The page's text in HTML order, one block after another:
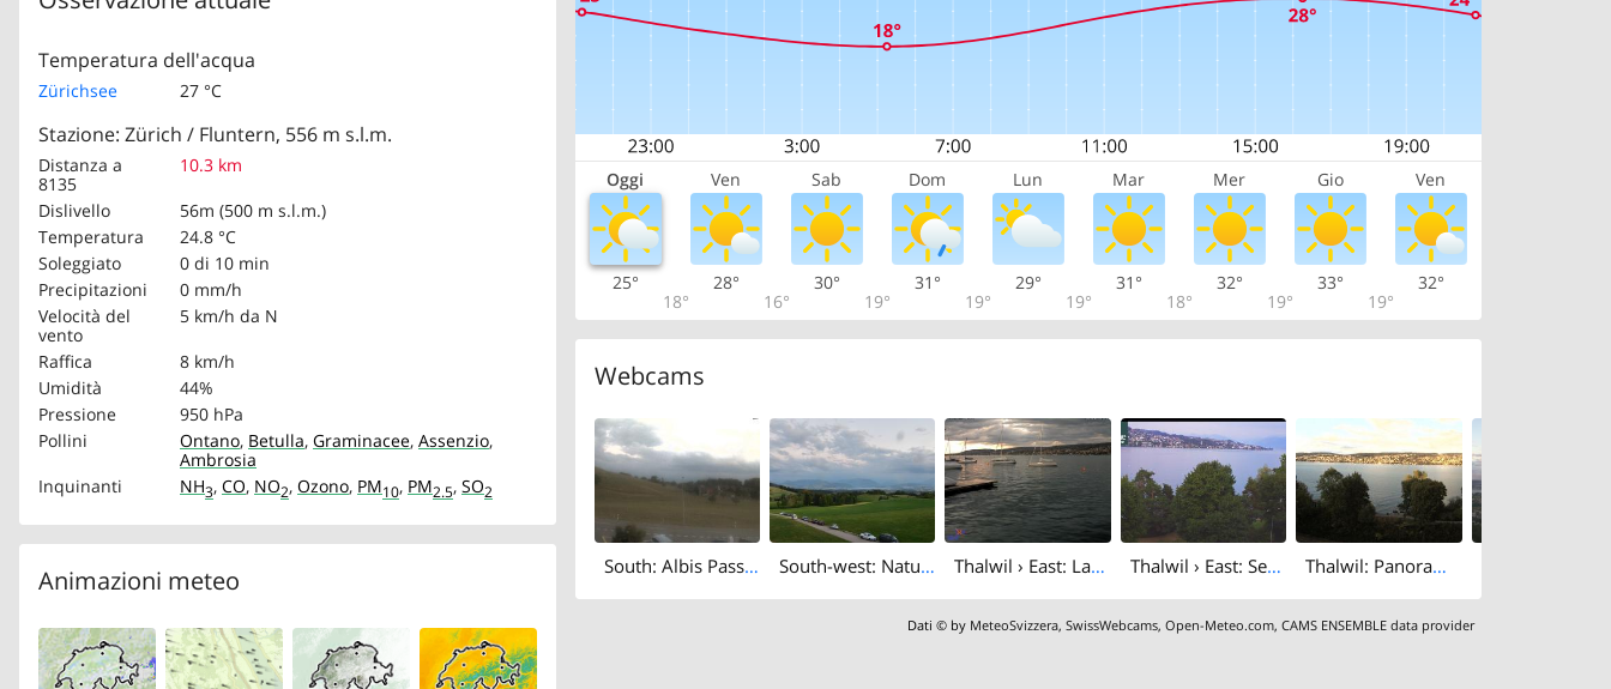
Temperatura dell'acqua
Zürichsee 27 °C
Stazione: Zürich / Fluntern, 556 m s.l.m.
Distanza a
8135
10.3 km
Dislivello
56m (500 m s.l.m.)
Temperatura
24.8 °C
Soleggiato
0 di 10 min
Precipitazioni
0 mm/h
Velocità del
vento
5 km/h da N
Raffica
8 km/h
Umidità
44%
Pressione
950 hPa
Pollini
Ontano, Betulla, Graminacee, Assenzio,
Ambrosia
Inquinanti
NH3, CO, NO2, Ozono, PM10, PM2.5, SO2
Animazioni meteo
Oggi Ven Sab Dom Lun Mar Mer Gio Ven
25°
18°
28°
16°
30°
19°
31°
19°
29°
19°
31°
18°
32°
19°
33°
19°
32°
Webcams
South: Albis Pass - Schlittenhang mit Verpflegungsmöglichkeit - Albisstrasse South-west: Naturfreundeweg 8 - Rigi - Mount Pilatus - Eiger - Mönch - Jungfrau Thalwil › East: Lake Zurich Thalwil › East: Seestrasse 93 - Spline AG - Home Smart Home - Zürichsee - Lake Zurich Thalwil: Panorama Webcam - Zürichsee
Dati © by MeteoSvizzera,SwissWebcams,Open-Meteo.com,CAMS ENSEMBLE data provider